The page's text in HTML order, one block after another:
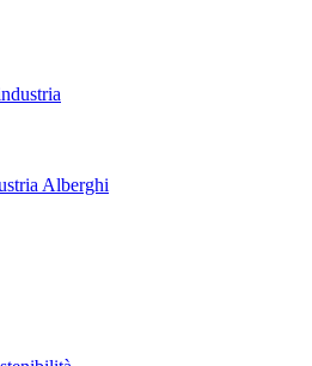
Alberghi